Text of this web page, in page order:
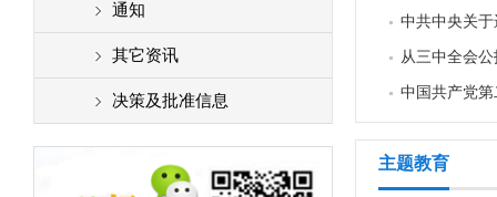
通知
其它资讯
决策及批准信息
中共中央关
从三中全会
中国共产党
主题教育